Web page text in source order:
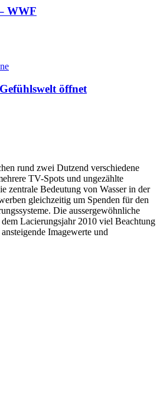
WWF
öffnet
rund zwei Dutzend verschiedene
TV-Spots und ungezählte
zentrale Bedeutung von Wasser in der
gleichzeitig um Spenden für den
Die aussergewöhnliche
Lacierungsjahr 2010 viel Beachtung
Imagewerte und